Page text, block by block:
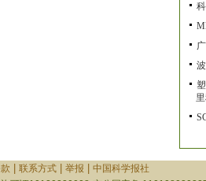
联系方式| 举报
中国科学报社